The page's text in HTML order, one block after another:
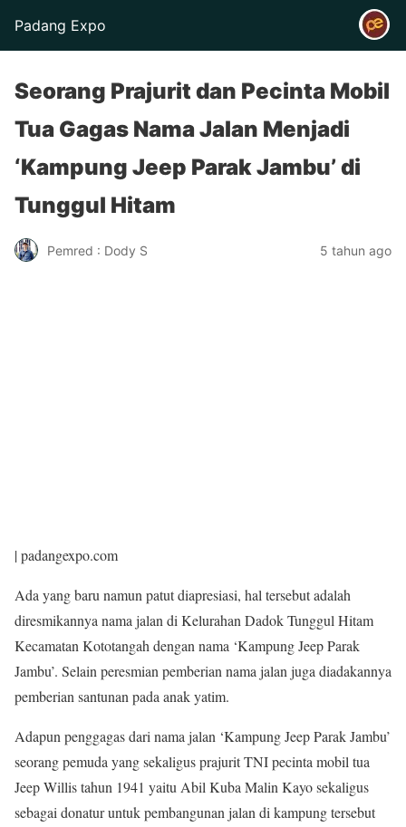
Padang Expo
Seorang Prajurit dan Pecinta Mobil
Tua Gagas Nama Jalan Menjadi
‘Kampung Jeep Parak Jambu’ di
Tunggul Hitam
Pemred : Dody S 5 tahun ago
| padangexpo.com
Ada yang baru namun patut diapresiasi, hal tersebut adalah
diresmikannya nama jalan di Kelurahan Dadok Tunggul Hitam
Kecamatan Kototangah dengan nama ‘Kampung Jeep Parak
Jambu’. Selain peresmian pemberian nama jalan juga diadakannya
pemberian santunan pada anak yatim.
Adapun penggagas dari nama jalan ‘Kampung Jeep Parak Jambu’
seorang pemuda yang sekaligus prajurit TNI pecinta mobil tua
Jeep Willis tahun 1941 yaitu Abil Kuba Malin Kayo sekaligus
sebagai donatur untuk pembangunan jalan di kampung tersebut